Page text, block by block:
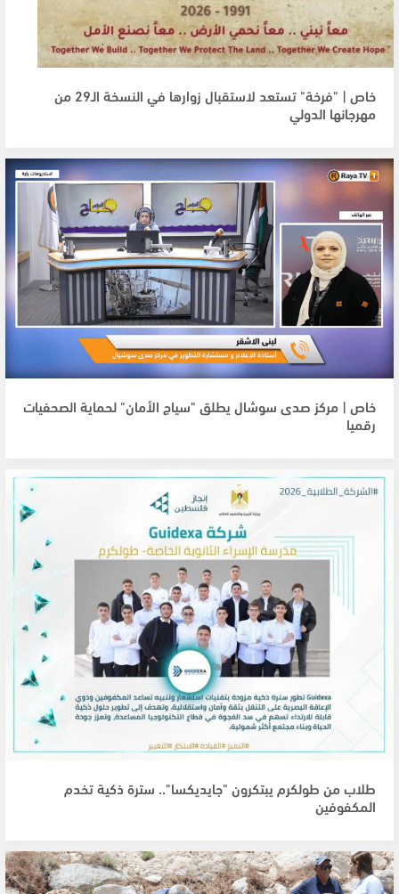
خاص | "فرخة" تستعد لاستقبال زوارها في النسخة الـ29 من
مهرجانها الدولي
خاص | مركز صدى سوشال يطلق "سياج الأمان" لحماية الصحفيات
رقميا
طلاب من طولكرم يبتكرون "جايديكسا".. سترة ذكية تخدم
المكفوفين